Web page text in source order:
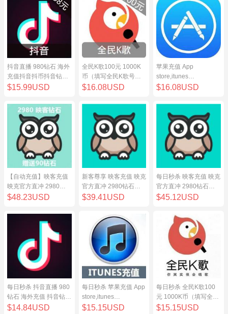
抖音直播 980钻石 海外
充值抖音抖币抖音钻98
元
$15.99USD
全民K歌100元 1000K
币（填写全民K歌号充
值）
$16.08USD
苹果充值 App
store,itunes
store,iphone,ipad中国
$16.08USD
【自动充值】映客充值
映克官方直冲 2980钻
石 298元 inke钻石
$48.23USD
新客尊享 映客充值 映克
官方直冲 2980钻石
298元 inke钻石
$39.41USD
每日秒杀 映客充值 映克
官方直冲 2980钻石
298元 inke钻石
$45.12USD
每日秒杀 抖音直播 980
钻石 海外充值 抖音钻石
（原抖币）98元
$14.84USD
每日秒杀 苹果充值 App
store,itunes
store,iphone,ipad中国
$15.15USD
每日秒杀 全民K歌100
元 1000K币（填写全民
K歌号充值）
$15.15USD